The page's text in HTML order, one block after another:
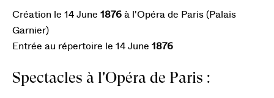
Création le 14 June 1876 à l'Opéra de Paris (Palais
Garnier)
Entrée au répertoire le 14 June 1876
Spectacles à l'Opéra de Paris :